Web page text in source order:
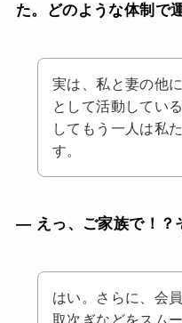
た。どのような体制で
実は、私と妻の他
として活動してい
してもう一人は私
す。
— えっ、ご家族で！？
はい。さらに、会
取次ぎなどをスム